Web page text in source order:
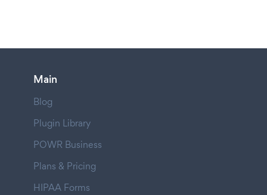
Main
Blog
Plugin Library
POWR Business
Plans & Pricing
HIPAA Forms